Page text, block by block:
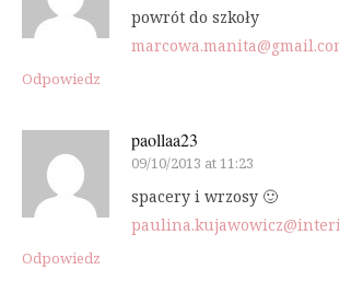
powrót do szkoły
Odpowiedz
paollaa23
09/10/2013 at 11:23
spacery i wrzosy 🙂
Odpowiedz